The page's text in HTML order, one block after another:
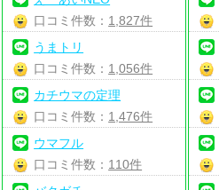
口コミ件数： 1,827件
うまトリ
口コミ件数： 1,056件
カチウマの定理
口コミ件数： 1,476件
ウマフル
口コミ件数： 110件